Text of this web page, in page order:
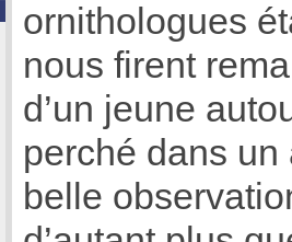
ornithologues
nous firent
d’un jeune
perché dans
belle